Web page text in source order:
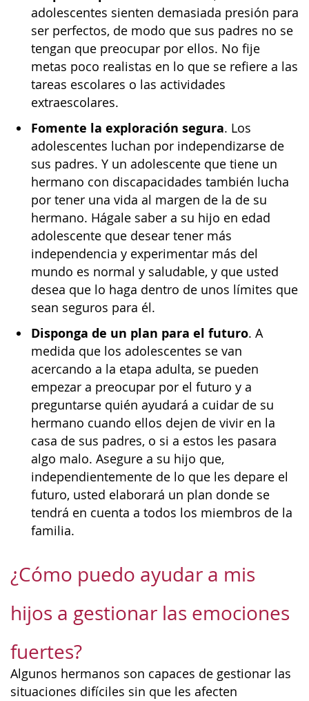
adolescentes sienten demasiada presión para
ser perfectos, de modo que sus padres no se
tengan que preocupar por ellos. No fije
metas poco realistas en lo que se refiere a las
tareas escolares o las actividades
extraescolares.
Fomente la exploración segura. Los
adolescentes luchan por independizarse de
sus padres. Y un adolescente que tiene un
hermano con discapacidades también lucha
por tener una vida al margen de la de su
hermano. Hágale saber a su hijo en edad
adolescente que desear tener más
independencia y experimentar más del
mundo es normal y saludable, y que usted
desea que lo haga dentro de unos límites que
sean seguros para él.
Disponga de un plan para el futuro. A
medida que los adolescentes se van
acercando a la etapa adulta, se pueden
empezar a preocupar por el futuro y a
preguntarse quién ayudará a cuidar de su
hermano cuando ellos dejen de vivir en la
casa de sus padres, o si a estos les pasara
algo malo. Asegure a su hijo que,
independientemente de lo que les depare el
futuro, usted elaborará un plan donde se
tendrá en cuenta a todos los miembros de la
familia.
¿Cómo puedo ayudar a mis
hijos a gestionar las emociones
fuertes?
Algunos hermanos son capaces de gestionar las
situaciones difíciles sin que les afecten